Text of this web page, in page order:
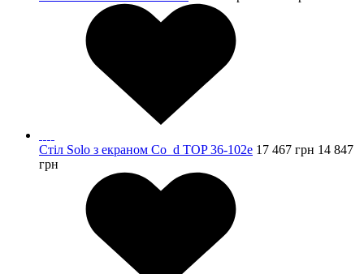
Стіл Solo з екраном Co_d TOP 36-102e 17 467 грн 14 847
грн